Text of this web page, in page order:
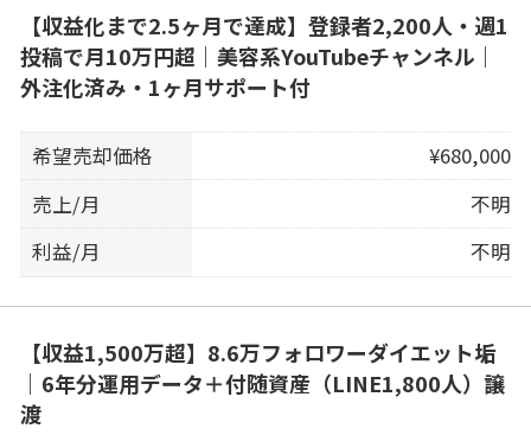
【収益化まで2.5ヶ月で達成】登録者2,200人・週1
投稿で月10万円超｜美容系YouTubeチャンネル｜
外注化済み・1ヶ月サポート付
希望売却価格
¥680,000
売上/月
不明
利益/月
不明
【収益1,500万超】8.6万フォロワーダイエット垢
｜6年分運用データ＋付随資産（LINE1,800人）譲
渡